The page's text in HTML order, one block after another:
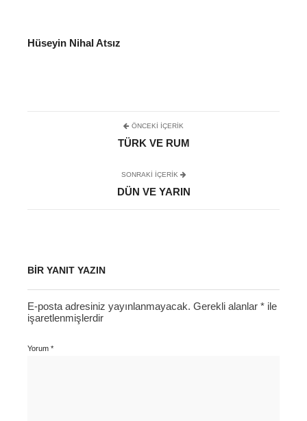
Hüseyin Nihal Atsız
ÖNCEKI İÇERIK
TÜRK VE RUM
SONRAKI IÇERIK
DÜN VE YARIN
BIR YANIT YAZIN
E-posta adresiniz yayınlanmayacak. Gerekli alanlar * ile
işaretlenmişlerdir
Yorum *